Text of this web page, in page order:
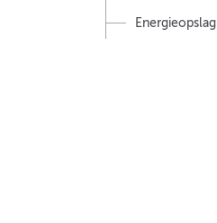
Energieopslag